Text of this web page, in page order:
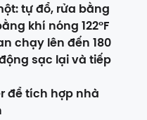
tự đổ, rửa bằng
khí nóng 122°F
chạy lên đến 180
sạc lại và tiếp
để tích hợp nhà